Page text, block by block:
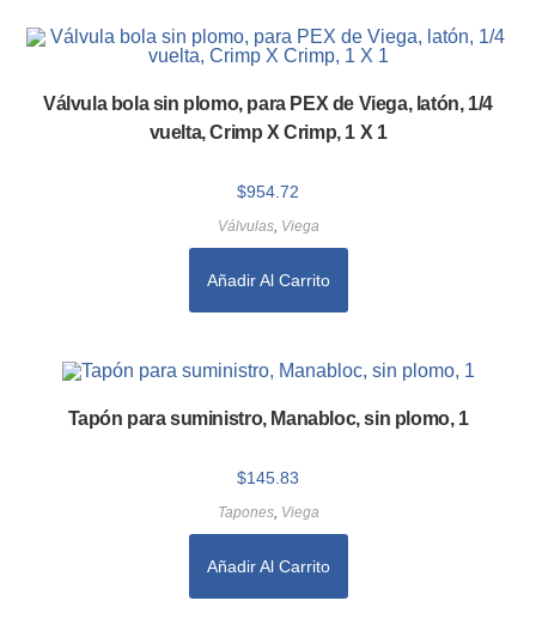
Válvula bola sin plomo, para PEX de Viega, latón, 1/4
vuelta, Crimp X Crimp, 1 X 1
$954.72
Válvulas, Viega
Añadir Al Carrito
Tapón para suministro, Manabloc, sin plomo, 1
$145.83
Tapones, Viega
Añadir Al Carrito